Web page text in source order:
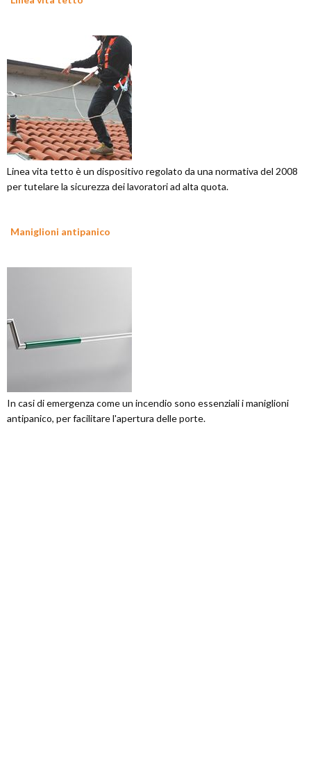
Linea vita tetto è un dispositivo regolato da una normativa del 2008
per tutelare la sicurezza dei lavoratori ad alta quota.
Maniglioni antipanico
In casi di emergenza come un incendio sono essenziali i maniglioni
antipanico, per facilitare l'apertura delle porte.